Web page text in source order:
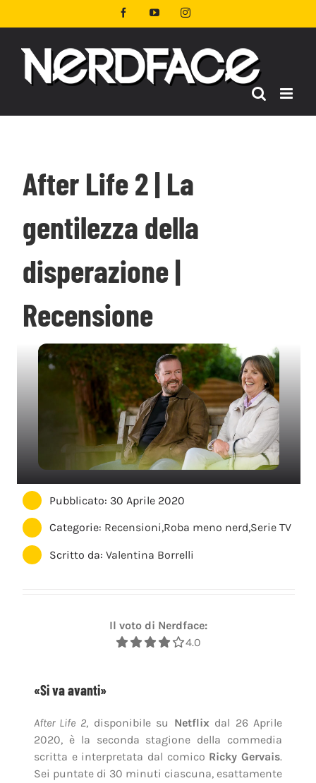
al
FacebookYouTubeInstagram
After Life 2 | La
gentilezza della
disperazione |
Recensione
Pubblicato: 30 Aprile 2020
Categorie: Recensioni,Roba meno nerd,Serie TV
Scritto da:Valentina Borrelli
Il voto di Nerdface:
4.0
«Si va avanti»
After Life 2, disponibile su Netflixdal 26 Aprile
2020, è la seconda stagione della commedia
scritta e interpretata dal comico Ricky Gervais.
Sei puntate di 30 minuti ciascuna, esattamente